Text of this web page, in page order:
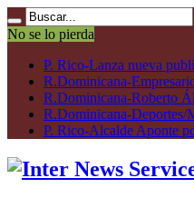
No se lo pierda
P. Rico-Lanza nueva
R.Dominicana-
R.Dominicana-Roberto
R.Dominicana-Deportes/
P. Rico-Alcalde Aponte